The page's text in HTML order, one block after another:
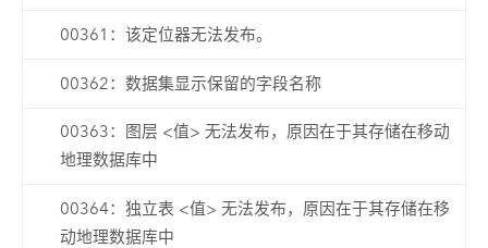
00361：该定位器无法发布。
00362：数据集显示保留的字段名称
00363：图层 <值> 无法发布，原因在于其存储在移动
地理数据库中
00364：独立表 <值> 无法发布，原因在于其存储在移
动地理数据库中